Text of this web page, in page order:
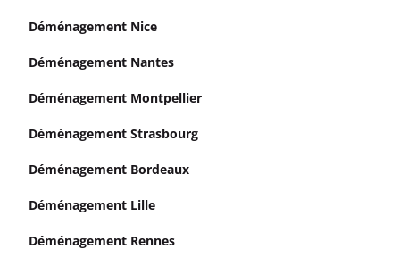
Déménagement Nice
Déménagement Nantes
Déménagement Montpellier
Déménagement Strasbourg
Déménagement Bordeaux
Déménagement Lille
Déménagement Rennes